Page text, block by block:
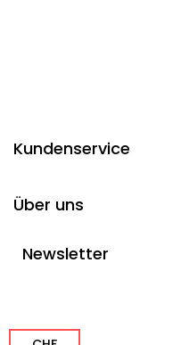
Kundenservice
Über uns
Newsletter